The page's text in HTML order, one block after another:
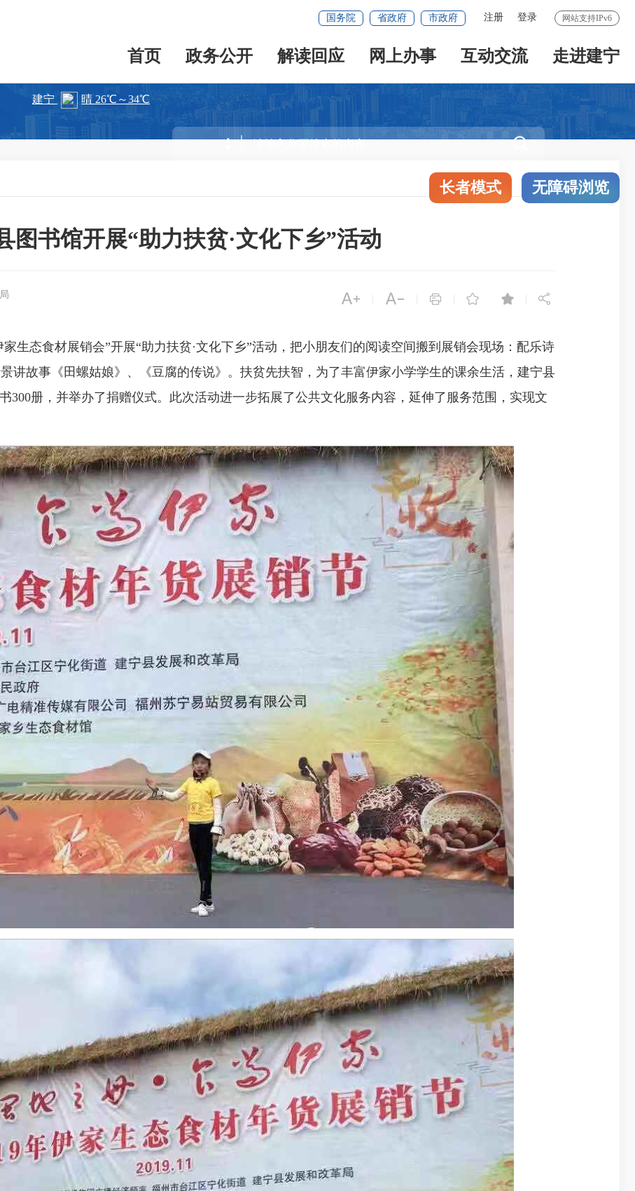
网站支持IPv6
注册 登录
国务院 省政府 市政府
首页 政务公开 解读回应 网上办事 互动交流 走进建宁

长者模式 无障碍浏览
图书馆开展“助力扶贫·文化下乡”活动
     
生态食材展销会”开展“助力扶贫·文化下乡”活动，把小朋友们的阅读空间搬到展销会现场：配乐诗
讲故事《田螺姑娘》、《豆腐的传说》。扶贫先扶智，为了丰富伊家小学学生的课余生活，建宁县
300册，并举办了捐赠仪式。此次活动进一步拓展了公共文化服务内容，延伸了服务范围，实现文